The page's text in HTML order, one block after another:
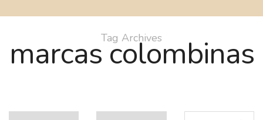
Tag Archives
marcas colombinas